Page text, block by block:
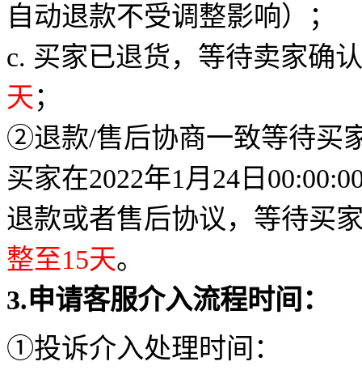
自动退款不受调整影响）；
c. 买家已退货，等待卖家确
天 ；
②退款/售后协商一致等待买
买家在2022年1月24日
退款或者售后协议，等待买
整至15天。
3.申请客服介入流程时间：
①投诉介入处理时间：